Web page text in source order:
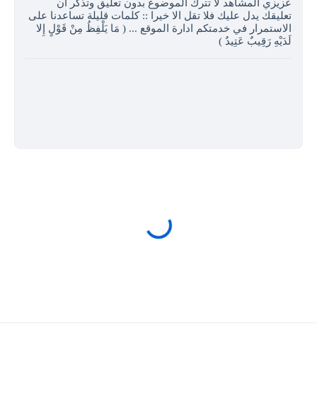
عزيزي المشاهد لا تترك الموضوع بدون تعليق وتذكر ان
تعليقك يدل عليك فلا تقل الا خيرا :: كلمات قليلة تساعدنا على
الاستمرار في خدمتكم ادارة الموقع ... ( مَا يَلْفِظُ مِنْ قَوْلٍ إِلا
لَدَيْهِ رَقِيبٌ عَتِيدٌ )